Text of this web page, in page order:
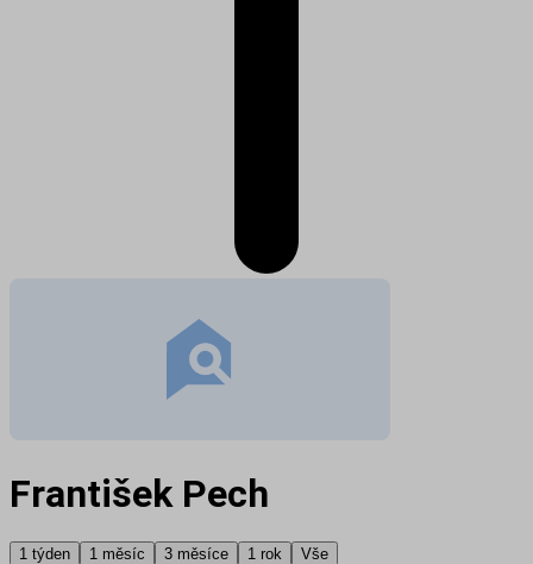
František Pech
1 týden 1 měsíc 3 měsíce 1 rok Vše